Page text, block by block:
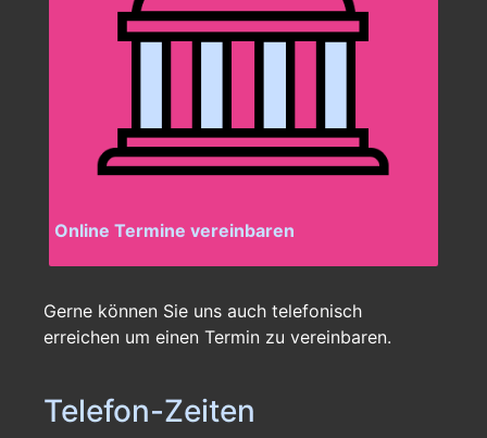
Online Termine vereinbaren
Gerne können Sie uns auch telefonisch
erreichen um einen Termin zu vereinbaren.
Telefon-Zeiten